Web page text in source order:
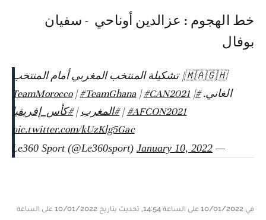
خط الهجوم : عزالدين أوناحي - سفيان
بوفال
🇲🇦🇬🇭| تشكيلة المنتخب المغربي أمام المنتخب
الغاني.#TeamMorocco
|#TeamGhana|#CAN2021 |
#AFCON2021
|#المغرب |#كأس_إفريقيا
pic.twitter.com/kUzKlg5Gac
— Le360 Sport (@Le360sport)
January 10, 2022
في 10/01/2022 على الساعة 14:54, تحديث بتاريخ 10/01/2022 على الساعة